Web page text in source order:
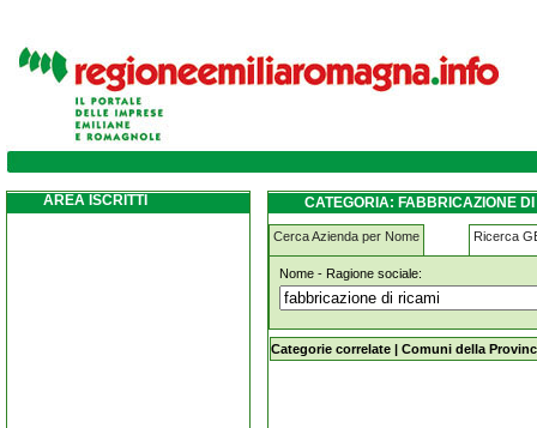
fabbricazione-di-ricami modena
AREA ISCRITTI CATEGORIA: FABBRICAZIONE
Cerca Azienda per Nome Ricerca
Nome - Ragione sociale:
fabbricazione-di-ricami modena
Categorie correlate | Comuni della